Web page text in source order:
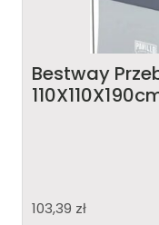
Bestway
103,39 zł